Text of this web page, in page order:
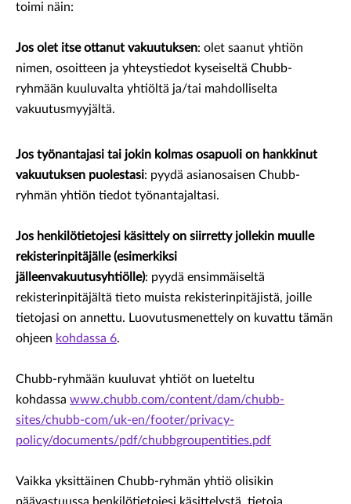
toimi näin:
Jos olet itse ottanut vakuutuksen: olet saanut yhtiön
nimen, osoitteen ja yhteystiedot kyseiseltä Chubb-
ryhmään kuuluvalta yhtiöltä ja/tai mahdolliselta
vakuutusmyyjältä.
Jos työnantajasi tai jokin kolmas osapuoli on hankkinut
vakuutuksen puolestasi: pyydä asianosaisen Chubb-
ryhmän yhtiön tiedot työnantajaltasi.
Jos henkilötietojesi käsittely on siirretty jollekin muulle
rekisterinpitäjälle (esimerkiksi
jälleenvakuutusyhtiölle): pyydä ensimmäiseltä
rekisterinpitäjältä tieto muista rekisterinpitäjistä, joille
tietojasi on annettu. Luovutusmenettely on kuvattu tämän
ohjeen kohdassa 6.
Chubb-ryhmään kuuluvat yhtiöt on lueteltu
kohdassa www.chubb.com/content/dam/chubb-
sites/chubb-com/uk-en/footer/privacy-
policy/documents/pdf/chubbgroupentities.pdf
Vaikka yksittäinen Chubb-ryhmän yhtiö olisikin